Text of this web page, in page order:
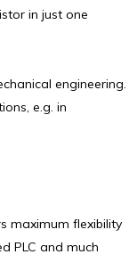
in just one
engi­neering.
e.g. in
maximum flexi­bility
PLC and much